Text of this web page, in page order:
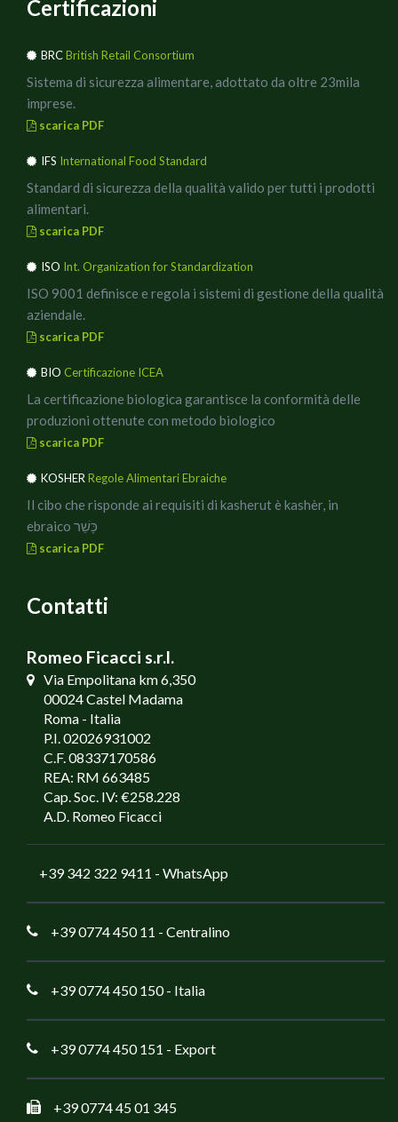
Certificazioni
BRCBritish Retail Consortium
Sistema di sicurezza alimentare, adottato da oltre 23mila
imprese.
scarica PDF
IFS International Food Standard
Standard di sicurezza della qualità valido per tutti i prodotti
alimentari.
scarica PDF
ISO Int. Organization for Standardization
ISO 9001 definisce e regola i sistemi di gestione della qualità
aziendale.
scarica PDF
BIO Certificazione ICEA
La certificazione biologica garantisce la conformità delle
produzioni ottenute con metodo biologico
scarica PDF
KOSHER Regole Alimentari Ebraiche
Il cibo che risponde ai requisiti di kasherut è kashèr, in
ebraico כָּשֵׁר
scarica PDF
Contatti
Romeo Ficacci s.r.l.
Via Empolitana km 6,350
00024 Castel Madama
Roma - Italia
P.I. 02026931002
C.F. 08337170586
REA: RM 663485
Cap. Soc. IV: €258.228
A.D. Romeo Ficacci
+39 342 322 9411 - WhatsApp
+39 0774 450 11 - Centralino
+39 0774 450 150- Italia
+39 0774 450 151 - Export
+39 0774 45 01 345